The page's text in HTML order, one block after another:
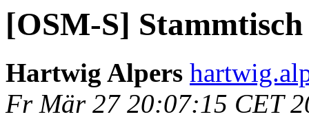
[OSM-S]
Hartwig Alpers
Fr Mär 27 20:07:15 CET